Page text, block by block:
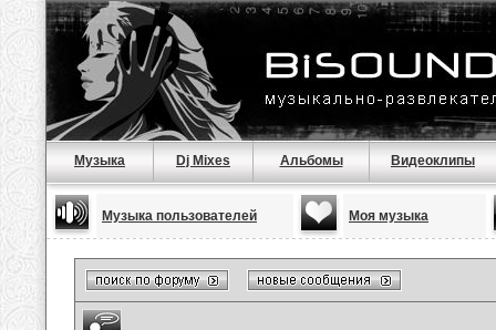
Музыка Dj Mixes Альбомы Видеоклипы
Музыка пользователей Моя музыка